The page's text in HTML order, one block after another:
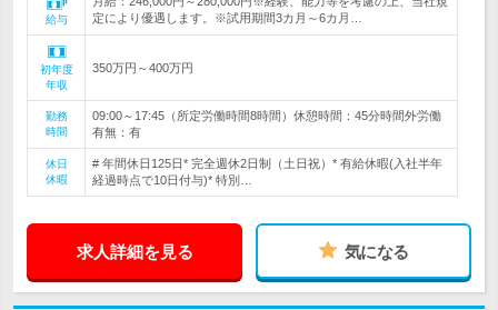
給与
定により優遇します。※試用期間3カ月～6カ月…
初年度
年収
350万円～400万円
勤務
時間
09:00～17:45（所定労働時間8時間）休憩時間：45分時間外労働
有無：有
休日
休暇
# 年間休日125日* 完全週休2日制（土日祝）* 有給休暇(入社半年
経過時点で10日付与)* 特別…
求人詳細を見る 気になる